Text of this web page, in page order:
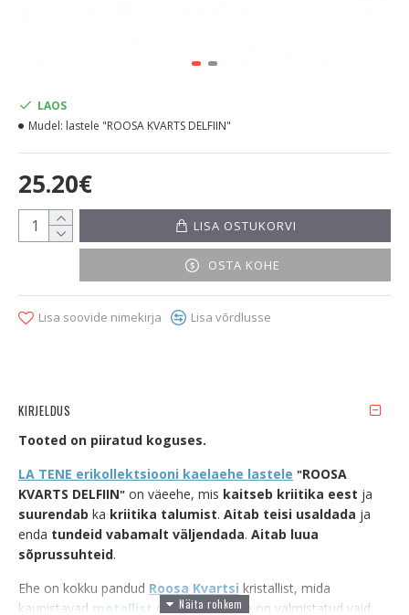
25.20€
LAOS
Mudel: lastele "ROOSA KVARTS DELFIIN"
LISA OSTUKORVI
OSTA KOHE
Lisa soovide nimekirja Lisa võrdlusse
KIRJELDUS
Tooted on piiratud koguses.
LA TENE erikollektsiooni kaelaehe lastele "ROOSA
KVARTS DELFIIN" on väeehe, mis kaitseb kriitika eest ja
suurendab ka kriitika talumist. Aitab teisi usaldada ja
enda tundeid vabamalt väljendada. Aitab luua
sõprussuhteid.
Ehe on kokku pandud Roosa Kvartsi kristallist, mida
kaunistavad metallist detailid. See ehe on valmistatud vaid